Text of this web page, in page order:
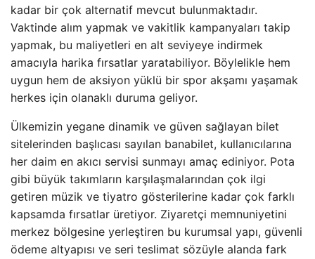
kadar bir çok alternatif mevcut bulunmaktadır.
Vaktinde alım yapmak ve vakitlik kampanyaları takip
yapmak, bu maliyetleri en alt seviyeye indirmek
amacıyla harika fırsatlar yaratabiliyor. Böylelikle hem
uygun hem de aksiyon yüklü bir spor akşamı yaşamak
herkes için olanaklı duruma geliyor.
Ülkemizin yegane dinamik ve güven sağlayan bilet
sitelerinden başlıcası sayılan banabilet, kullanıcılarına
her daim en akıcı servisi sunmayı amaç ediniyor. Pota
gibi büyük takımların karşılaşmalarından çok ilgi
getiren müzik ve tiyatro gösterilerine kadar çok farklı
kapsamda fırsatlar üretiyor. Ziyaretçi memnuniyetini
merkez bölgesine yerleştiren bu kurumsal yapı, güvenli
ödeme altyapısı ve seri teslimat sözüyle alanda fark